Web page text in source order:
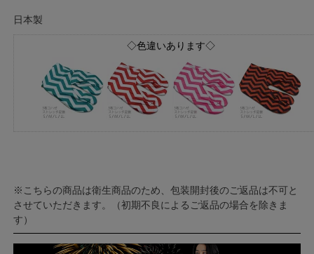
日本製
◇色違いあります◇
※こちらの商品は衛生商品のため、包装開封後のご返品は不可と
させていただきます。（初期不良によるご返品の場合を除きま
す）